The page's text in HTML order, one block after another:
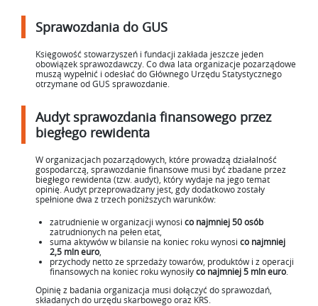
Sprawozdania do GUS
Księgowość stowarzyszeń i fundacji zakłada jeszcze jeden
obowiązek sprawozdawczy. Co dwa lata organizacje pozarządowe
muszą wypełnić i odesłać do Głównego Urzędu Statystycznego
otrzymane od GUS sprawozdanie.
Audyt sprawozdania finansowego przez
biegłego rewidenta
W organizacjach pozarządowych, które prowadzą działalność
gospodarczą, sprawozdanie finansowe musi być zbadane przez
biegłego rewidenta (tzw. audyt), który wydaje na jego temat
opinię. Audyt przeprowadzany jest, gdy dodatkowo zostały
spełnione dwa z trzech poniższych warunków:
zatrudnienie w organizacji wynosi co najmniej 50 osób
zatrudnionych na pełen etat,
suma aktywów w bilansie na koniec roku wynosi co najmniej
2,5 mln euro
przychody netto ze sprzedaży towarów, produktów i z operacji
finansowych na koniec roku wynosiłyco najmniej 5 mln euro
Opinię z badania organizacja musi dołączyć do sprawozdań,
składanych do urzędu skarbowego oraz KRS.